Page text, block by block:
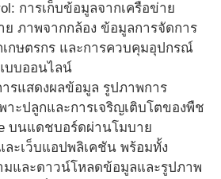
การเก็บข้อมูลจากเครือข่าย
ย ภาพจากกล้อง ข้อมูลการจัดการ
กษตรกร และการควบคุมอุปกรณ์
บบออนไลน์
ารแสดงผลข้อมูล รูปภาพการ
าะปลูกและการเจริญเติบโตของพืช
บนแดชบอร์ดผ่านโมบาย
ะเว็บแอปพลิเคชัน พร้อมทั้ง
มและดาวน์โหลดข้อมูลและรูปภาพ